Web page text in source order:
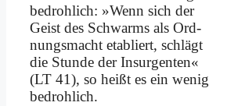
be­droh­lich: »Wenn sich der
Geist des Schwarms als Ord­
nungs­macht eta­bliert, schlägt
die Stun­de der Insur­gen­ten«
(LT 41), so heißt es ein we­nig
be­droh­lich.